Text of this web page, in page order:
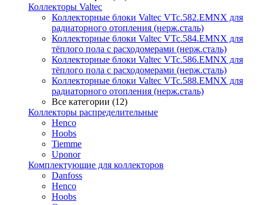
Коллекторы Valtec
Коллекторные блоки Valtec VTc.582.EMNX для
радиаторного отопления (нерж.сталь)
Коллекторные блоки Valtec VTc.584.EMNX для
тёплого пола с расходомерами (нерж.сталь)
Коллекторные блоки Valtec VTc.586.EMNX для
тёплого пола с расходомерами (нерж.сталь)
Коллекторные блоки Valtec VTc.588.EMNX для
радиаторного отопления (нерж.сталь)
Все категории (12)
Коллекторы распределительные
Henco
Hoobs
Tiemme
Uponor
Комплектующие для коллекторов
Danfoss
Henco
Hoobs